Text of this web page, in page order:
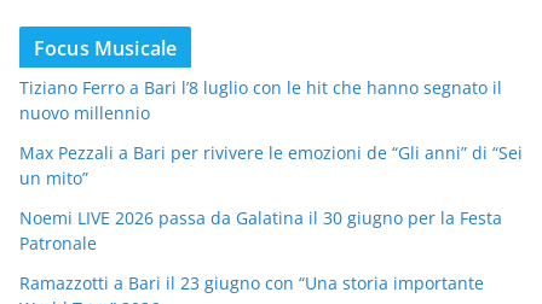
Focus Musicale
Tiziano Ferro a Bari l’8 luglio con le hit che hanno segnato il
nuovo millennio
Max Pezzali a Bari per rivivere le emozioni de “Gli anni” di “Sei
un mito”
Noemi LIVE 2026 passa da Galatina il 30 giugno per la Festa
Patronale
Ramazzotti a Bari il 23 giugno con “Una storia importante